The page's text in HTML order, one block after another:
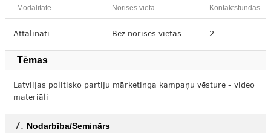
Modalitāte Norises vieta Kontaktstundas
Attālināti Bez norises vietas 2
Tēmas
Latviijas politisko partiju mārketinga kampaņu vēsture - video
materiāli
Nodarbība/Seminārs